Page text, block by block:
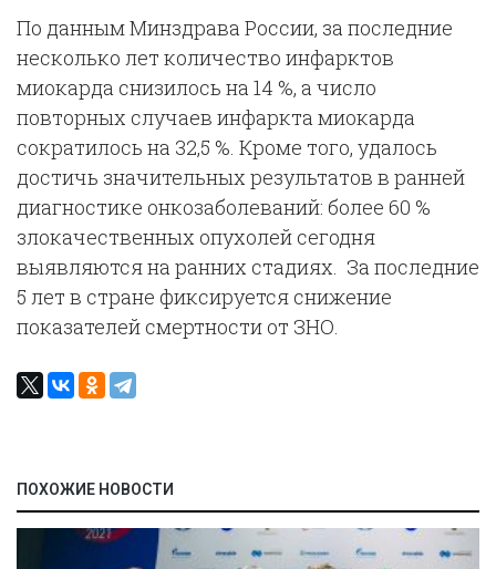
По данным Минздрава России, за последние
несколько лет количество инфарктов
миокарда снизилось на 14 %, а число
повторных случаев инфаркта миокарда
сократилось на 32,5 %. Кроме того, удалось
достичь значительных результатов в ранней
диагностике онкозаболеваний: более 60 %
злокачественных опухолей сегодня
выявляются на ранних стадиях. За последние
5 лет в стране фиксируется снижение
показателей смертности от ЗНО.
ПОХОЖИЕ НОВОСТИ